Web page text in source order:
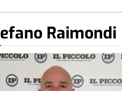
Raimondi